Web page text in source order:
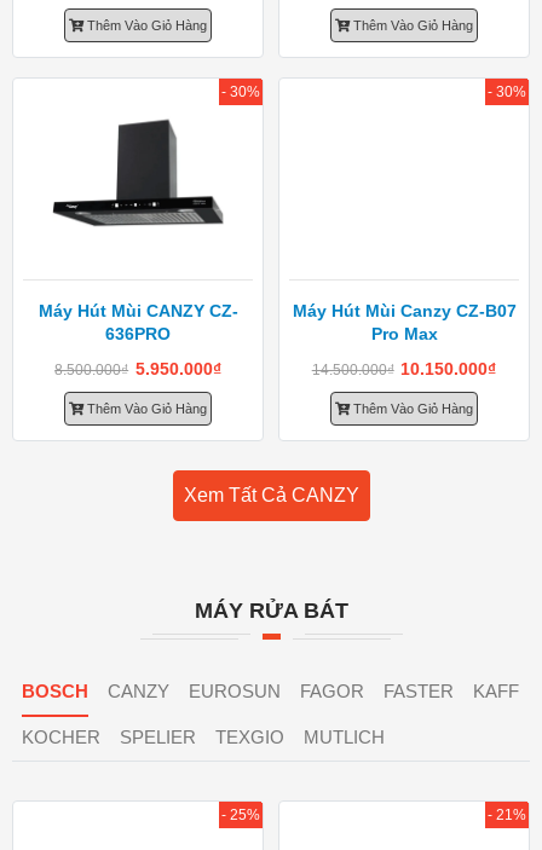
Thêm Vào Giỏ Hàng Thêm Vào Giỏ Hàng
Máy Hút Mùi CANZY CZ-
636PRO
8.500.000₫ 5.950.000₫
Thêm Vào Giỏ Hàng
- 30%
Máy Hút Mùi Canzy CZ-B07
Pro Max
14.500.000₫ 10.150.000₫
Thêm Vào Giỏ Hàng
- 30%
Xem Tất Cả CANZY
MÁY RỬA BÁT
BOSCH CANZY EUROSUN FAGOR FASTER KAFF
KOCHER SPELIER TEXGIO MUTLICH
- 25% - 21%